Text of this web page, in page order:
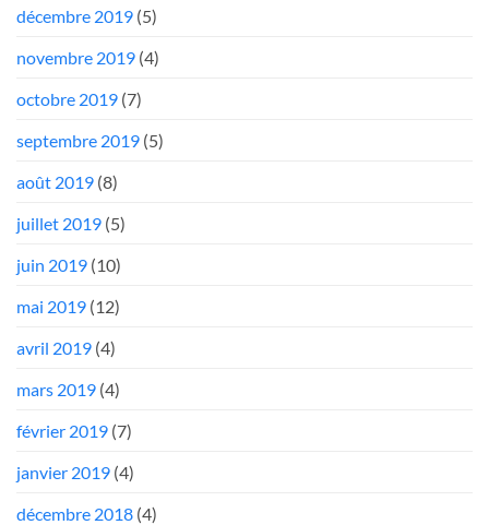
décembre 2019 (5)
novembre 2019 (4)
octobre 2019 (7)
septembre 2019 (5)
août 2019 (8)
juillet 2019 (5)
juin 2019 (10)
mai 2019 (12)
avril 2019 (4)
mars 2019 (4)
février 2019 (7)
janvier 2019 (4)
décembre 2018 (4)